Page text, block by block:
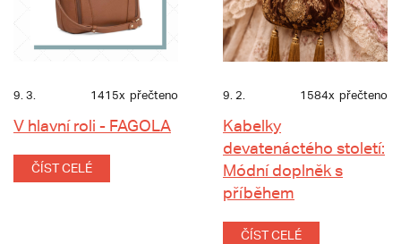
9. 3. 1415x přečteno
V hlavní roli - FAGOLA
ČÍST CELÉ
9. 2. 1584x přečteno
Kabelky
devatenáctého století:
Módní doplněk s
příběhem
ČÍST CELÉ